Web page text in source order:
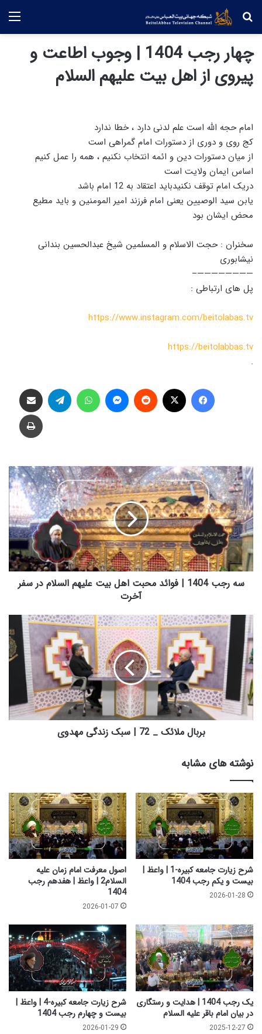
جستجو
چهار رجب 1404 | وجوب اطاعت و
پیروی از اهل بیت علیهم السلام
امام حجه الله است علم لدنی دارد ، خطا ندارد
کج روی و دوری از دستورات امام گمراهی است
از میان دستورات دین و ائمه انتخاب نکنیم ، همه را عمل کنیم
اساس ایمان ولایت است
دریک امام توقف نکنیدباید اعتقاد به 12 امام باشد
یابن سید الوصیین یعنی امام فرزند امیر المومنین و باید مطیع
محض ایشان بود
سخنران : حجت الاسلام و المسلمین شیخ عبدالحسین بندانی
نیشابوری
————————–
پل های ارتباطی :
https://www.instagram.com/beitolabas.tv
https://beitolabbas.tv
.
فیس بوک
‫رددیت
س
ه
ر
ج
ب
1
4
0
4
ا
ئ
د
م
ح
ب
ت
ا
ه
ت
ع
ل
ی
ه
م
ا
ل
س
ل
ا
م
ر
س
ف
ر
آ
خ
ر
ت
سه رجب 1404 | فوائد محبت اهل بیت علیهم السلام در سفر
آخرت
ب
ر
ب
ا
ل
م
ل
ا
ئ
7
2
|
س
ب
ک
ز
ن
د
گ
ی
م
و
ی
بربال ملائک _ 72 | سبک زندگی مهدوی
نوشته های مشابه
شرح زیارت جامعه کبیره-1 | واعظ |
بیست و یکم رجب 1404
2026-01-28
اصول معرفت امام زمان علیه
السلام2 | واعظ | هفدهم رجب
1404
2026-01-07
یک رجب 1404 | هدایت و رستگاری
در بیان امام باقر علیه السلام
2025-12-27
شرح زیارت جامعه کبیره-4 | واعظ |
بیست و چهارم رجب 1404
2026-01-29